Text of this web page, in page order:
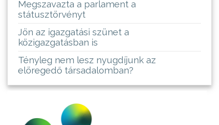
Megszavazta a parlament a
státusztörvényt
Jön az igazgatási szünet a
közigazgatásban is
Tényleg nem lesz nyugdíjunk az
elöregedő társadalomban?